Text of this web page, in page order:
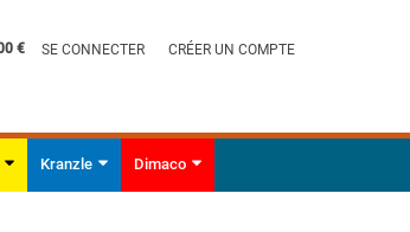
€ SE CONNECTER CRÉER UN COMPTE
Kranzle Dimaco